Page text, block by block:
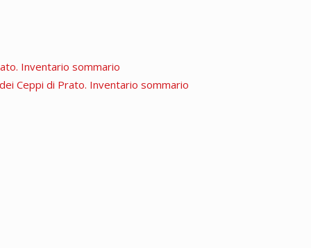
Inventario sommario
Ceppi di Prato. Inventario sommario